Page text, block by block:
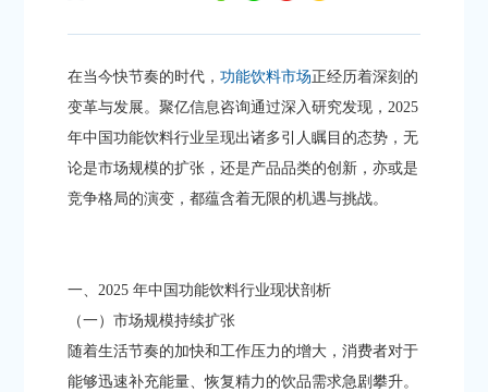
在当今快节奏的时代，功能饮料市场正经历着深刻的
变革与发展。聚亿信息咨询通过深入研究发现，2025
年中国功能饮料行业呈现出诸多引人瞩目的态势，无
论是市场规模的扩张，还是产品品类的创新，亦或是
竞争格局的演变，都蕴含着无限的机遇与挑战。​
一、2025 年中国功能饮料行业现状剖析​
（一）市场规模持续扩张​
随着生活节奏的加快和工作压力的增大，消费者对于
能够迅速补充能量、恢复精力的饮品需求急剧攀升。